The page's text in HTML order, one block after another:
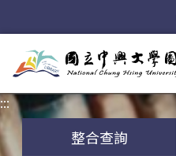
:::
整合查詢